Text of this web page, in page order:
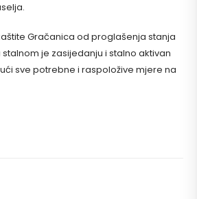
Gračanica od proglašenja stanja
je zasijedanju i stalno aktivan
sve potrebne i raspoložive mjere na